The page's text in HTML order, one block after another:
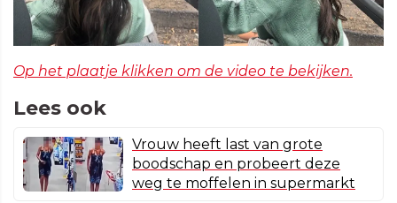
Op het plaatje klikken om de video te bekijken.
Lees ook
Vrouw heeft last van grote
boodschap en probeert deze
weg te moffelen in supermarkt